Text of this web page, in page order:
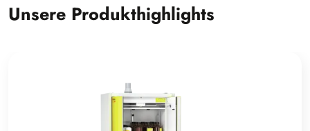
Unsere Produkthighlights